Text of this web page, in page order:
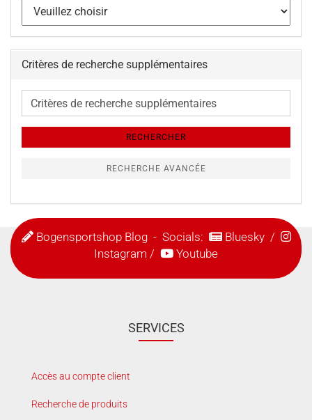
Critères de recherche supplémentaires
Critères
recherche
RECHERCHER
RECHERCHE AVANCÉE
Bogensportshop Blog- Socials: Bluesky/
Instagram / Youtube
SERVICES
Accès au compte client
Recherche de produits